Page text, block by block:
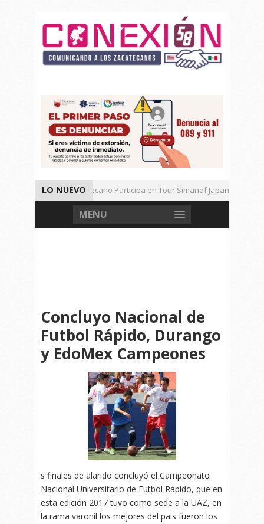
LO NUEVO
Universitario Zacatecano Participa en Tour Simanof Japan 2026
Implementa SAMA Estrategia de Reciclaje con Empresa PetStar
MENU
Concluyo Nacional de
Futbol Rápido, Durango
y EdoMex Campeones
s finales de alarido concluyó el Campeonato
Nacional Universitario de Futbol Rápido, que en
esta edición 2017 tuvo como sede a la UAZ, en
la rama varonil los mejores del país fueron los